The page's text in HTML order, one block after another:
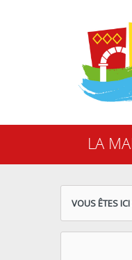
LA
VOUS ÊTES ICI